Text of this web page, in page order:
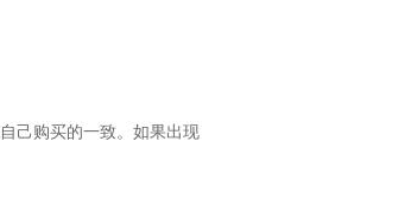
己购买的一致。如果出现